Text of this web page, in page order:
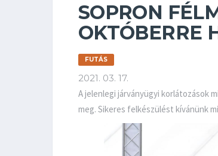
SOPRON
OKTÓBERRE
FUTÁS
2021. 03. 17.
A jelenlegi járványügyi korlátozások
meg. Sikeres felkészülést kívánünk